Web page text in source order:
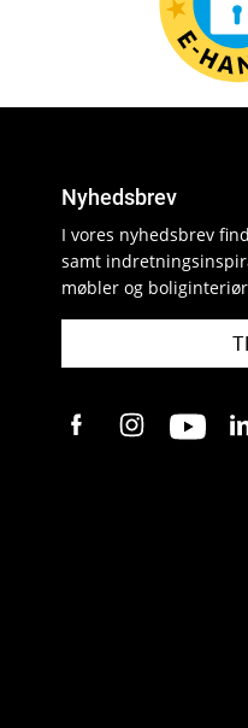
Nyhedsbrev
I vores nyhedsbrev
samt
møbler og